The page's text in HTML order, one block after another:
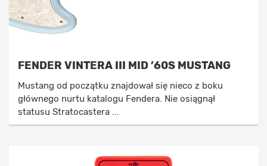
FENDER VINTERA III MID ’60S MUSTANG
Mustang od początku znajdował się nieco z boku
głównego nurtu katalogu Fendera. Nie osiągnął
statusu Stratocastera ...